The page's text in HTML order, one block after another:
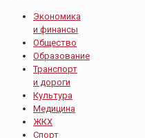
Экономика
и финансы
Общество
Образование
Транспорт
и дороги
Культура
Медицина
ЖКХ
Спорт